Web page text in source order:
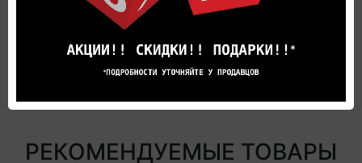
на металлической основе
Полосность: под плитку
Безопасность материала (сертификаты): да,
сертификат E1
РЕКОМЕНДУЕМЫЕ ТОВАРЫ